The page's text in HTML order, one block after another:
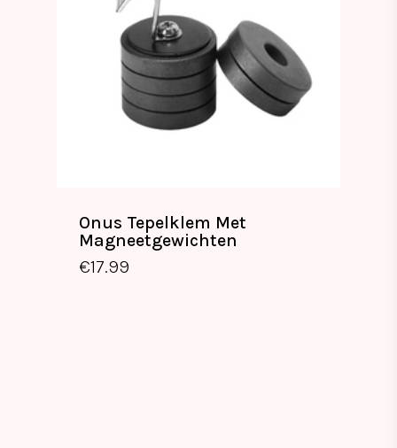
Onus Tepelklem Met
Magneetgewichten
€17.99
€17.99